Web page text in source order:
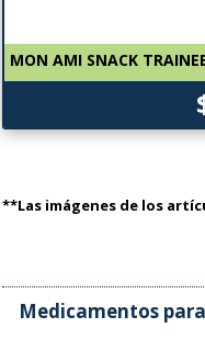
MON AMI SNACK
**Las imágenes de los
Medicamentos